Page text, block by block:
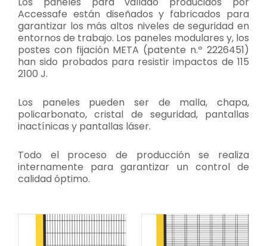
Accessafe están diseñados y fabricados para
garantizar los más altos niveles de seguridad en
entornos de trabajo. Los paneles modulares y, los
postes con fijación META (patente n.º 2226451)
han sido probados para resistir impactos de 115
2100 J.
Los paneles pueden ser de malla, chapa,
policarbonato, cristal de seguridad, pantallas
inactínicas y pantallas láser.
Todo el proceso de producción se realiza
internamente para garantizar un control de
calidad óptimo.